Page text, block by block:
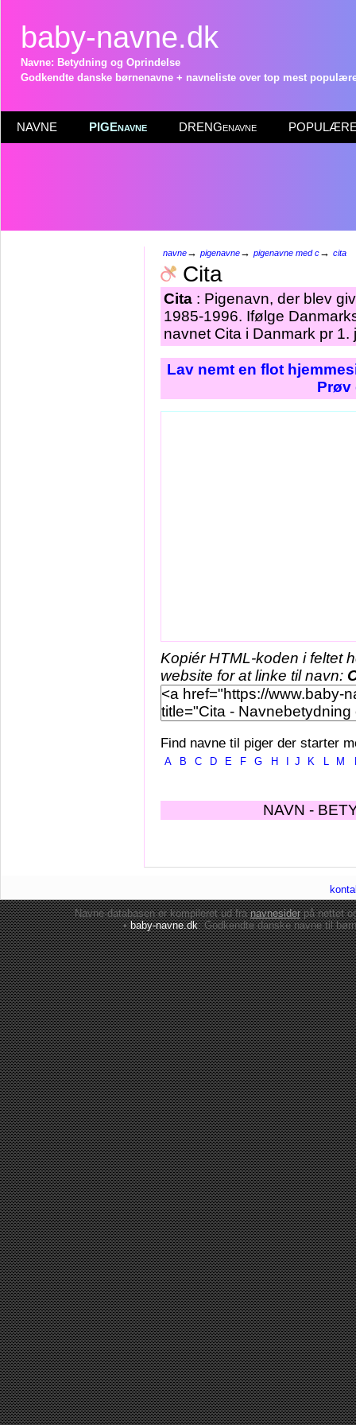
baby-navne.dk
Navne: Betydning og Oprindelse
Godkendte danske børnenavne + navneliste over top mest
NAVNE PIGEnavne DRENGenavne POPULÆRE
navne→ pigenavne→ pigenavne med c→ cita
Cita
Cita : Pigenavn, der blev
1985-1996. Ifølge
navnet Cita i Danmark pr 1.
Lav nemt en flot
Prøv
Kopiér HTML-koden i feltet
website for at linke til navn:
Find navne til piger der starter
A B C D E F G H J K L M
NAVN -
Navne-databasen er kompileret ud franavnesiderpå nettet
•baby-navne.dk: Godkendte danskenavne til børn